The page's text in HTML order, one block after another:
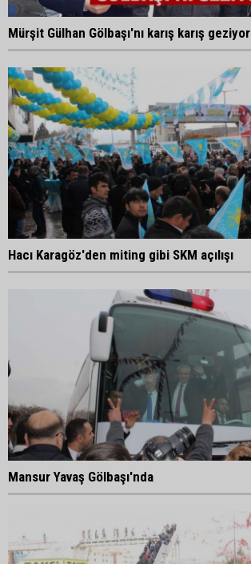
Mürşit Gülhan Gölbaşı'nı karış karış geziyor
Hacı Karagöz'den miting gibi SKM açılışı
Mansur Yavaş Gölbaşı'nda